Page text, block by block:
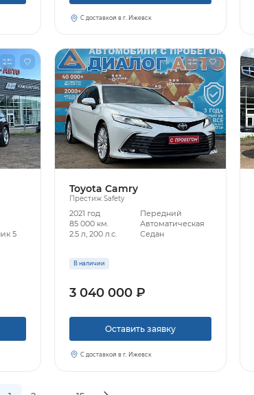
С доставкой в г. Ижевск
5
Toyota Camry
Престиж Safety
2021 год
Передний
85 000 км.
Автоматическая
2.5 л, 200 л.с.
Седан
В наличии
3 040 000 ₽
Оставить заявку
С доставкой в г. Ижевск